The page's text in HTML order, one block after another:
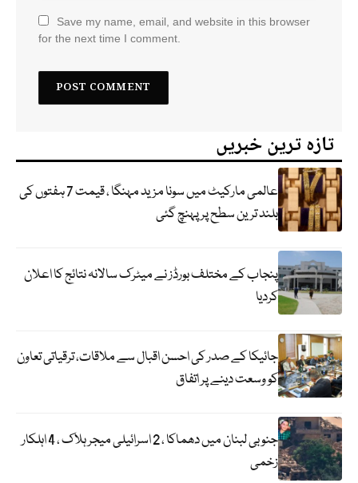
Save my name, email, and website in this browser
for the next time I comment.
تازہ ترین خبریں
عالمی مارکیٹ میں سونا مزید مہنگا ، قیمت 7 ہفتوں کی
بلند ترین سطح پر پہنچ گئی
پنجاب کے مختلف بورڈز نے میٹرک سالانہ نتائج کا اعلان
کردیا
جائیکا کے صدر کی احسن اقبال سے ملاقات، ترقیاتی تعاون
کو وسعت دینے پر اتفاق
جنوبی لبنان میں دھماکا ، 2 اسرائیلی میجر ہلاک ، 4 اہلکار
زخمی